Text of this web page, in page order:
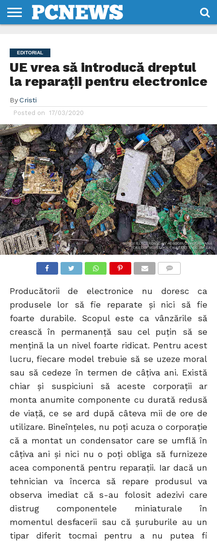
NOI
SI
CONDITII
EDITORIAL
UE vrea să introducă dreptul
la reparații pentru electronice
By Cristi
Posted on 17/03/2020
GUNOI ELECTRONIC ÎN AGBOGBLOSHIE, GHANA
(CREDIT: MUNTAKA CHASANT / CC BY-SA)
Producătorii de electronice nu doresc ca
produsele lor să fie reparate și nici să fie
foarte durabile. Scopul este ca vânzările să
crească în permanență sau cel puțin să se
mențină la un nivel foarte ridicat. Pentru acest
lucru, fiecare model trebuie să se uzeze moral
sau să cedeze în termen de câțiva ani. Există
chiar și suspiciuni să aceste corporații ar
monta anumite componente cu durată redusă
de viață, ce se ard după câteva mii de ore de
utilizare. Bineînțeles, nu poți acuza o corporație
că a montat un condensator care se umflă în
câțiva ani și nici nu o poți obliga să furnizeze
acea componentă pentru reparații. Iar dacă un
tehnician va încerca să repare produsul va
observa imediat că s-au folosit adezivi care
distrug componentele miniaturale în
momentul desfacerii sau că șuruburile au un
tipar diferit tocmai pentru a nu putea fi